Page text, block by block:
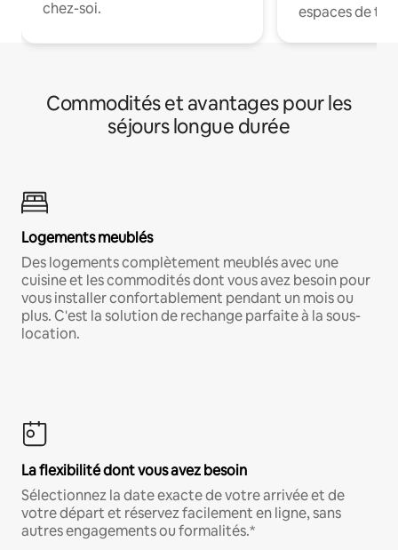
chez-soi.
espaces de
Commodités et avantages pour les
séjours longue durée
Logements meublés
Des logements complètement meublés avec une
cuisine et les commodités dont vous avez besoin pour
vous installer confortablement pendant un mois ou
plus. C'est la solution de rechange parfaite à la sous-
location.
La flexibilité dont vous avez besoin
Sélectionnez la date exacte de votre arrivée et de
votre départ et réservez facilement en ligne, sans
autres engagements ou formalités.*